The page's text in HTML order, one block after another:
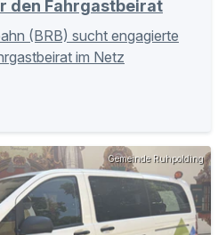
den Fahrgastbeirat
(BRB) sucht engagierte
im Netz
Gemeinde Ruhpolding